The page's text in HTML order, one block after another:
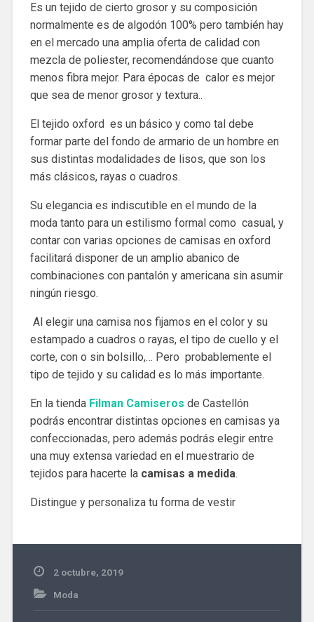
Es un tejido de cierto grosor y su composición
normalmente es de algodón 100% pero también hay
en el mercado una amplia oferta de calidad con
mezcla de poliester, recomendándose que cuanto
menos fibra mejor. Para épocas de calor es mejor
que sea de menor grosor y textura..
El tejido oxford es un básico y como tal debe
formar parte del fondo de armario de un hombre en
sus distintas modalidades de lisos, que son los
más clásicos, rayas o cuadros.
Su elegancia es indiscutible en el mundo de la
moda tanto para un estilismo formal como casual, y
contar con varias opciones de camisas en oxford
facilitará disponer de un amplio abanico de
combinaciones con pantalón y americana sin asumir
ningún riesgo.
Al elegir una camisa nos fijamos en el color y su
estampado a cuadros o rayas, el tipo de cuello y el
corte, con o sin bolsillo,… Pero probablemente el
tipo de tejido y su calidad es lo más importante.
En la tienda Filman Camiseros de Castellón
podrás encontrar distintas opciones en camisas ya
confeccionadas, pero además podrás elegir entre
una muy extensa variedad en el muestrario de
tejidos para hacerte la camisas a medida.
Distingue y personaliza tu forma de vestir
2 octubre, 2019
Moda